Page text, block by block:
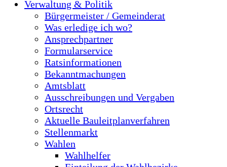
Verwaltung & Politik
Bürgermeister / Gemeinderat
Was erledige ich wo?
Ansprechpartner
Formularservice
Ratsinformationen
Bekanntmachungen
Amtsblatt
Ausschreibungen und Vergaben
Ortsrecht
Aktuelle Bauleitplanverfahren
Stellenmarkt
Wahlen
Wahlhelfer